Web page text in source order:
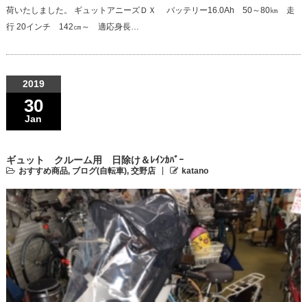
荷いたしました。 ギュットアニーズＤＸ バッテリー16.0Ah 50～80㎞ 走
行 20インチ 142㎝～ 適応身長…
2019
30
Jan
ギュット クルーム用 日除け＆ﾚｲﾝｶﾊﾞｰ
おすすめ商品, ブログ(自転車), 交野店 katano